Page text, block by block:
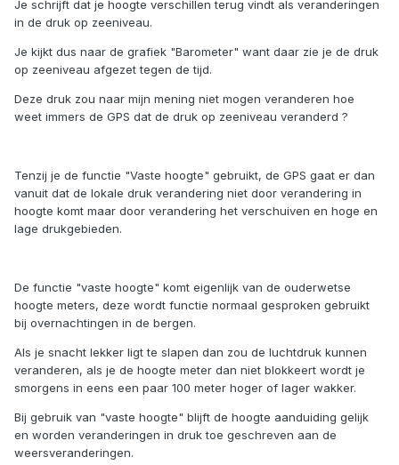
Je schrijft dat je hoogte verschillen terug vindt als veranderingen
in de druk op zeeniveau.
Je kijkt dus naar de grafiek "Barometer" want daar zie je de druk
op zeeniveau afgezet tegen de tijd.
Deze druk zou naar mijn mening niet mogen veranderen hoe
weet immers de GPS dat de druk op zeeniveau veranderd ?
Tenzij je de functie "Vaste hoogte" gebruikt, de GPS gaat er dan
vanuit dat de lokale druk verandering niet door verandering in
hoogte komt maar door verandering het verschuiven en hoge en
lage drukgebieden.
De functie "vaste hoogte" komt eigenlijk van de ouderwetse
hoogte meters, deze wordt functie normaal gesproken gebruikt
bij overnachtingen in de bergen.
Als je snacht lekker ligt te slapen dan zou de luchtdruk kunnen
veranderen, als je de hoogte meter dan niet blokkeert wordt je
smorgens in eens een paar 100 meter hoger of lager wakker.
Bij gebruik van "vaste hoogte" blijft de hoogte aanduiding gelijk
en worden veranderingen in druk toe geschreven aan de
weersveranderingen.